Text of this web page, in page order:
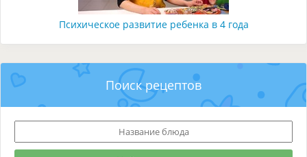
Психическое развитие ребенка в 4 года
Поиск рецептов